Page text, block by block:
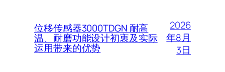
位移传感器3000TDGN 耐高
温、耐磨功能设计初衷及实际
运用带来的优势
2026
年8月
3日